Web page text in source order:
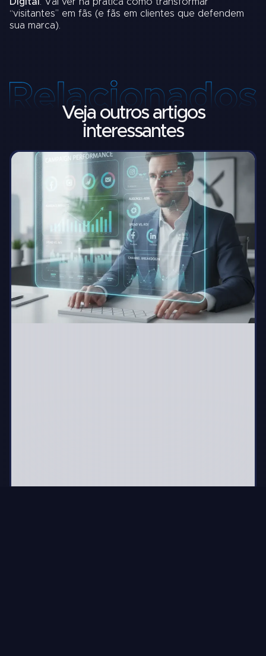
“visitantes” em fãs (e fãs em clientes que defendem
sua marca).
Veja outros artigos
interessantes